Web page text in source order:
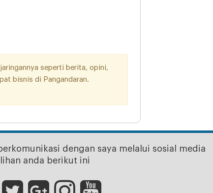
seperti berita, opini,
bisnis di Pangandaran.
dengan saya melalui sosial media
anda berikut ini